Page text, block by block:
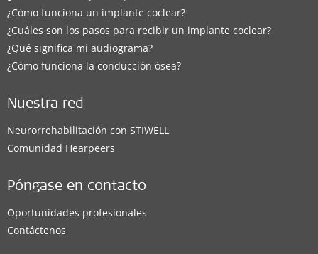
¿Cómo funciona un implante coclear?
¿Cuáles son los pasos para recibir un implante coclear?
¿Qué significa mi audiograma?
¿Cómo funciona la conducción ósea?
Nuestra red
Neurorrehabilitación con STIWELL
Comunidad Hearpeers
Póngase en contacto
Oportunidades profesionales
Contáctenos